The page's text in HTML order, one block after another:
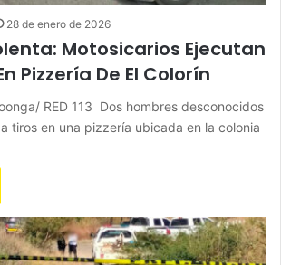
28 de enero de 2026
Motosicarios Ejecutan
Pizzería De El Colorín
RED 113 Dos hombres desconocidos
tiros en una pizzería ubicada en la colonia